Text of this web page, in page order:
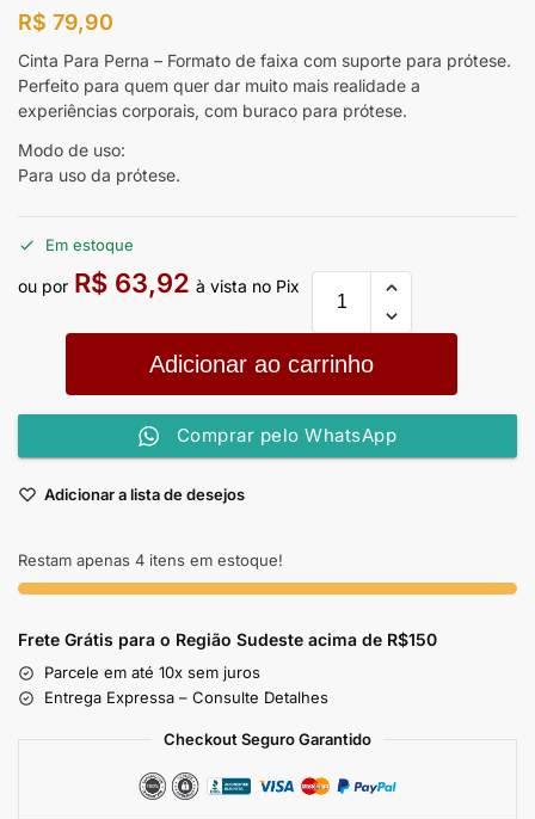
R$ 79,90
Cinta Para Perna – Formato de faixa com suporte para prótese.
Perfeito para quem quer dar muito mais realidade a
experiências corporais, com buraco para prótese.
Modo de uso:
Para uso da prótese.
Em estoque
ou por R$ 63,92 à vista no Pix
Adicionar ao carrinho
Comprar pelo WhatsApp
Adicionar a lista de desejos
Restam apenas 4 itens em estoque!
Frete Grátis para o Região Sudeste acima de R$150
Parcele em até 10x sem juros
Entrega Expressa – Consulte Detalhes
Checkout Seguro Garantido